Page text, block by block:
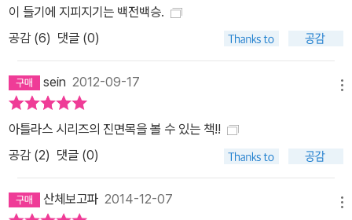
통치자였다. 또 근현대에 들어서는 우리와 다른 내각제도가 확립되었
기 때문에 수상이 자주 바뀌었다. 이러한 점을 감안하여 천황, 연호,
돕고자 했다. 『아틀라스 일본사』 읽는 법 pp.56-57 아래의 본문을
보자. 오른쪽 페이지 상단에 큰 지도 한 컷과 작은 지도 세 컷이 어우
모양과 색깔의 기호로 각 무사 집단의 세력과 계통을 보여준다. 메인
여 보여주면서 무사 집단이 할거하고 쟁투하던 당대의 시대상을 전달
이 들기에 지피지기는 백전백승.
공감 (6) 댓글 (0)
sein 2012-09-17
아틀라스 시리즈의 진면목을 볼 수 있는 책!!
공감 (2) 댓글 (0)
산체보고파 2014-12-07